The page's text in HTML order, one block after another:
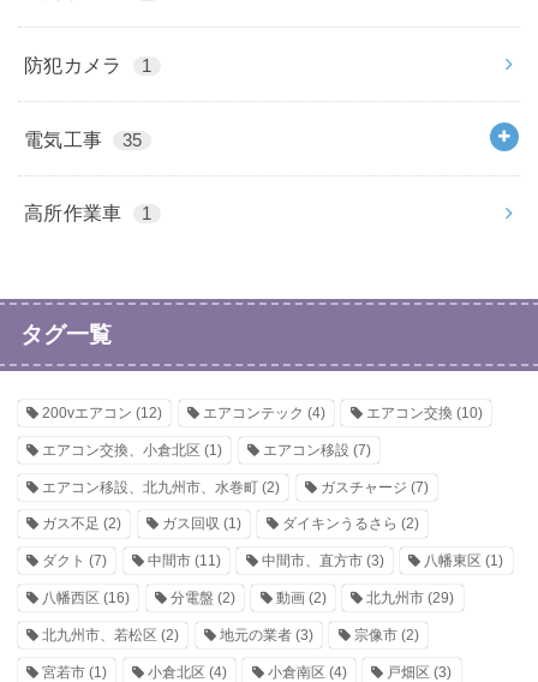
防犯カメラ 1
電気工事 35
高所作業車 1
タグ一覧
200vエアコン (12) エアコンテック (4) エアコン交換 (10)
エアコン交換、小倉北区 (1) エアコン移設 (7)
エアコン移設、北九州市、水巻町 (2) ガスチャージ (7)
ガス不足 (2) ガス回収 (1) ダイキンうるさら (2)
ダクト (7) 中間市(11) 中間市、直方市(3) 八幡東区 (1)
八幡西区 (16) 分電盤 (2) 動画(2) 北九州市 (29)
北九州市、若松区 (2) 地元の業者(3) 宗像市(2)
宮若市 (1) 小倉北区 (4) 小倉南区 (4) 戸畑区 (3)